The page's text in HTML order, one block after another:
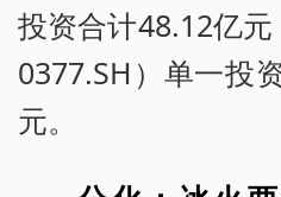
投资合计48.12亿
0377.SH）单一投
元。